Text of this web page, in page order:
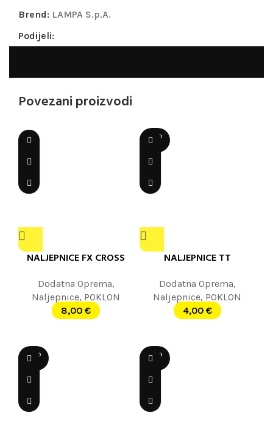
Brend: LAMPA S.p.A.
Podijeli:
Povezani proizvodi
NALJEPNICE FX CROSS
Dodatna Oprema,
Naljepnice, POKLON
8,00 €
SOLD
OUT
NALJEPNICE TT
Dodatna Oprema,
Naljepnice, POKLON
4,00 €
SOLD
OUT
SOLD
OUT